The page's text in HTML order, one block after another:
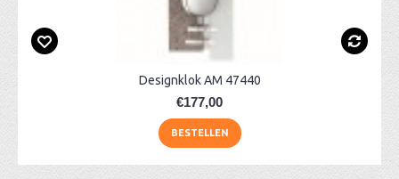
Designklok AM 47440
€177,00
BESTELLEN